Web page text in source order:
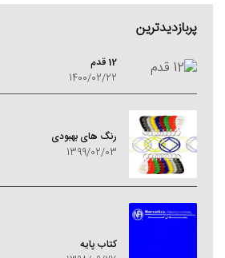
پربازدیدترین
12 قدم
1400/02/22
رنگ های بهبودی
1399/02/03
کتاب پایه